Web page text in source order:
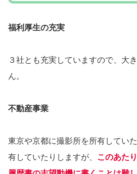
福利厚生の充実
３社とも充実していますので、大
ん。
不動産事業
東京や京都に撮影所を所有してい
有していたりしますが、 このあた